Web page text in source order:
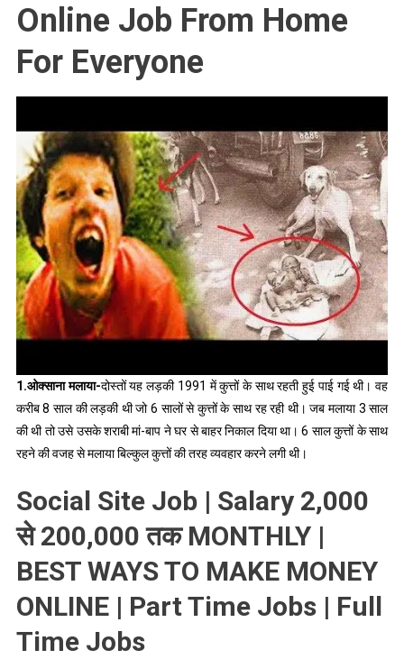
Online Job From Home
For Everyone
1.ओक्साना मलाया-दोस्तों यह लड़की 1991 में कुत्तों के साथ रहती हुई पाई गई थी। वह
करीब 8 साल की लड़की थी जो 6 सालों से कुत्तों के साथ रह रही थी। जब मलाया 3 साल
की थी तो उसे उसके शराबी मां-बाप ने घर से बाहर निकाल दिया था। 6 साल कुत्तों के साथ
रहने की वजह से मलाया बिल्कुल कुत्तों की तरह व्यवहार करने लगी थी।
Social Site Job | Salary 2,000
से 200,000 तक MONTHLY |
BEST WAYS TO MAKE MONEY
ONLINE | Part Time Jobs | Full
Time Jobs